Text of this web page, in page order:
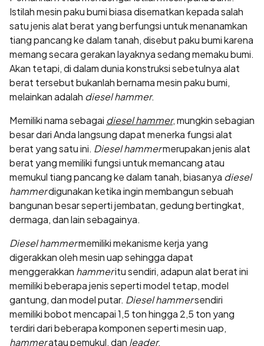
Istilah mesin paku bumi biasa disematkan kepada salah
satu jenis alat berat yang berfungsi untuk menanamkan
tiang pancang ke dalam tanah, disebut paku bumi karena
memang secara gerakan layaknya sedang memaku bumi.
Akan tetapi, di dalam dunia konstruksi sebetulnya alat
berat tersebut bukanlah bernama mesin paku bumi,
melainkan adalah diesel hammer.
Memiliki nama sebagai diesel hammer, mungkin sebagian
besar dari Anda langsung dapat menerka fungsi alat
berat yang satu ini. Diesel hammermerupakan jenis alat
berat yang memiliki fungsi untuk memancang atau
memukul tiang pancang ke dalam tanah, biasanya diesel
hammerdigunakan ketika ingin membangun sebuah
bangunan besar seperti jembatan, gedung bertingkat,
dermaga, dan lain sebagainya.
Diesel hammermemiliki mekanisme kerja yang
digerakkan oleh mesin uap sehingga dapat
menggerakkan hammeritu sendiri, adapun alat berat ini
memiliki beberapa jenis seperti model tetap, model
gantung, dan model putar. Diesel hammersendiri
memiliki bobot mencapai 1,5 ton hingga 2,5 ton yang
terdiri dari beberapa komponen seperti mesin uap,
hammeratau pemukul, dan leader.